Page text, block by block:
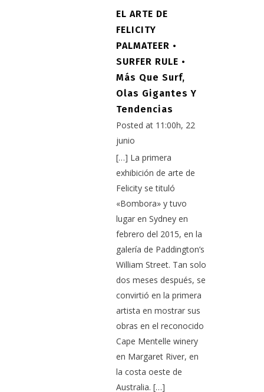
EL ARTE DE
FELICITY
PALMATEER •
SURFER RULE •
Más Que Surf,
Olas Gigantes Y
Tendencias
Posted at 11:00h, 22
junio
[…] La primera
exhibición de arte de
Felicity se tituló
«Bombora» y tuvo
lugar en Sydney en
febrero del 2015, en la
galería de Paddington’s
William Street. Tan solo
dos meses después, se
convirtió en la primera
artista en mostrar sus
obras en el reconocido
Cape Mentelle winery
en Margaret River, en
la costa oeste de
Australia. […]